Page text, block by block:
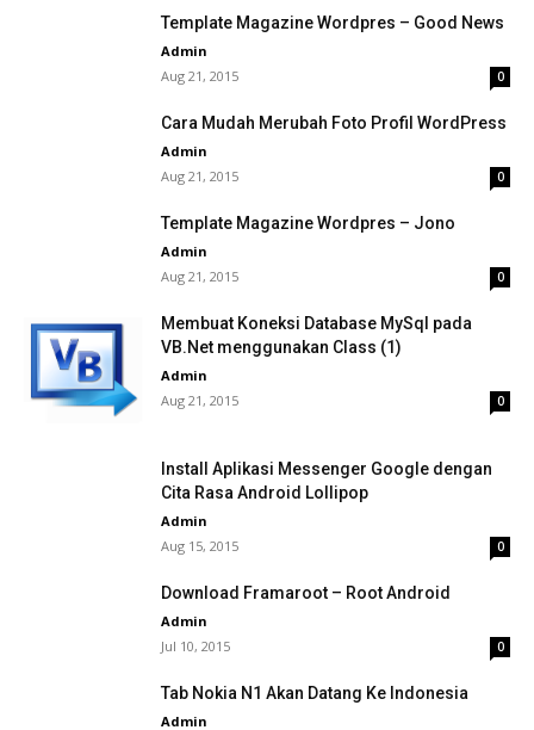
Template Magazine Wordpres – Good News
Admin
Aug 21, 2015
0
Cara Mudah Merubah Foto Profil WordPress
Admin
Aug 21, 2015
0
Template Magazine Wordpres – Jono
Admin
Aug 21, 2015
0
Membuat Koneksi Database MySql pada
VB.Net menggunakan Class (1)
Admin
Aug 21, 2015
0
Install Aplikasi Messenger Google dengan
Cita Rasa Android Lollipop
Admin
Aug 15, 2015
0
Download Framaroot – Root Android
Admin
Jul 10, 2015
0
Tab Nokia N1 Akan Datang Ke Indonesia
Admin